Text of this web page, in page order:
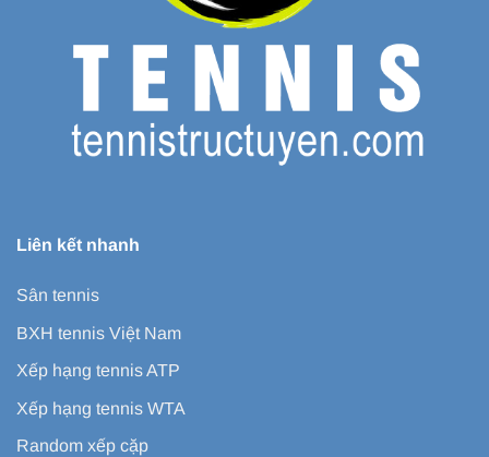
Liên kết nhanh
Sân tennis
BXH tennis Việt Nam
Xếp hạng tennis ATP
Xếp hạng tennis WTA
Random xếp cặp